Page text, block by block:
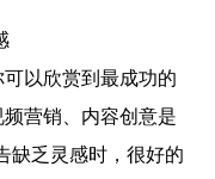
可以欣赏到最成功的
频营销、内容创意是
缺乏灵感时，很好的